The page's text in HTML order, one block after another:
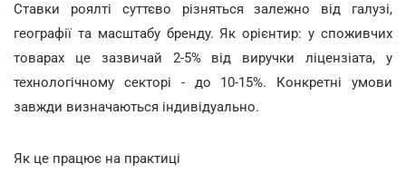
Ставки роялті суттєво різняться залежно від галузі,
географії та масштабу бренду. Як орієнтир: у споживчих
товарах це зазвичай 2-5% від виручки ліцензіата, у
технологічному секторі - до 10-15%. Конкретні умови
завжди визначаються індивідуально.
Як це працює на практиці